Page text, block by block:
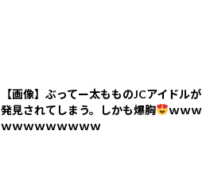
【画像】ぶってー太もものJCアイドルが
発見されてしまう。しかも爆胸
ｗｗｗ
ｗｗｗｗｗｗｗｗｗ